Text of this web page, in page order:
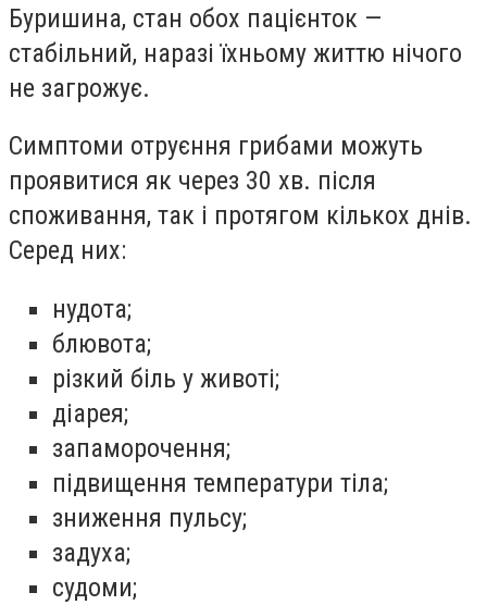
Буришина, стан обох пацієнток —
стабільний, наразі їхньому життю нічого
не загрожує.
Симптоми отруєння грибами можуть
проявитися як через 30 хв. після
споживання, так і протягом кількох днів.
Серед них:
нудота;
блювота;
різкий біль у животі;
діарея;
запаморочення;
підвищення температури тіла;
зниження пульсу;
задуха;
судоми;